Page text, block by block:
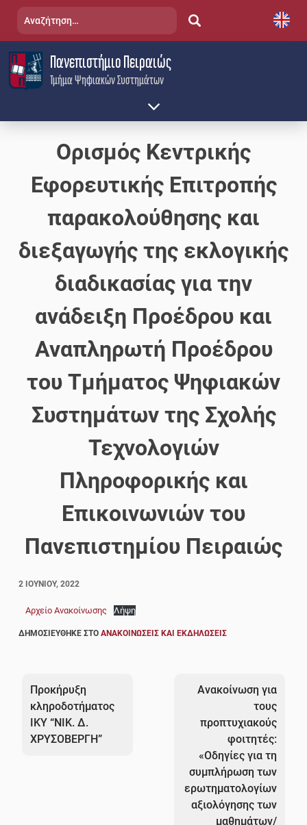
content
Τμήμα Ψηφιακών Συστημάτων
Πανεπιστήμιο Πειραιώς
Αναζήτηση
Ορισμός Κεντρικής
Εφορευτικής Επιτροπής
παρακολούθησης και
διεξαγωγής της εκλογικής
διαδικασίας για την
ανάδειξη Προέδρου και
Αναπληρωτή Προέδρου
του Τμήματος Ψηφιακών
Συστημάτων της Σχολής
Τεχνολογιών
Πληροφορικής και
Επικοινωνιών του
Πανεπιστημίου Πειραιώς
2 ΙΟΥΝΊΟΥ, 2022
Αρχείο Ανακοίνωσης Λήψη
ΔΗΜΟΣΙΕΎΘΗΚΕ ΣΤΟΑΝΑΚΟΙΝΏΣΕΙΣ ΚΑΙ ΕΚΔΗΛΏΣΕΙΣ
άρθρων
Προκήρυξη
κληροδοτήματος
ΙΚΥ “ΝΙΚ. Δ.
ΧΡΥΣΟΒΕΡΓΗ”
Ανακοίνωση για
τους
προπτυχιακούς
φοιτητές:
«Οδηγίες για τη
συμπλήρωση των
ερωτηματολογίων
αξιολόγησης των
μαθημάτων/